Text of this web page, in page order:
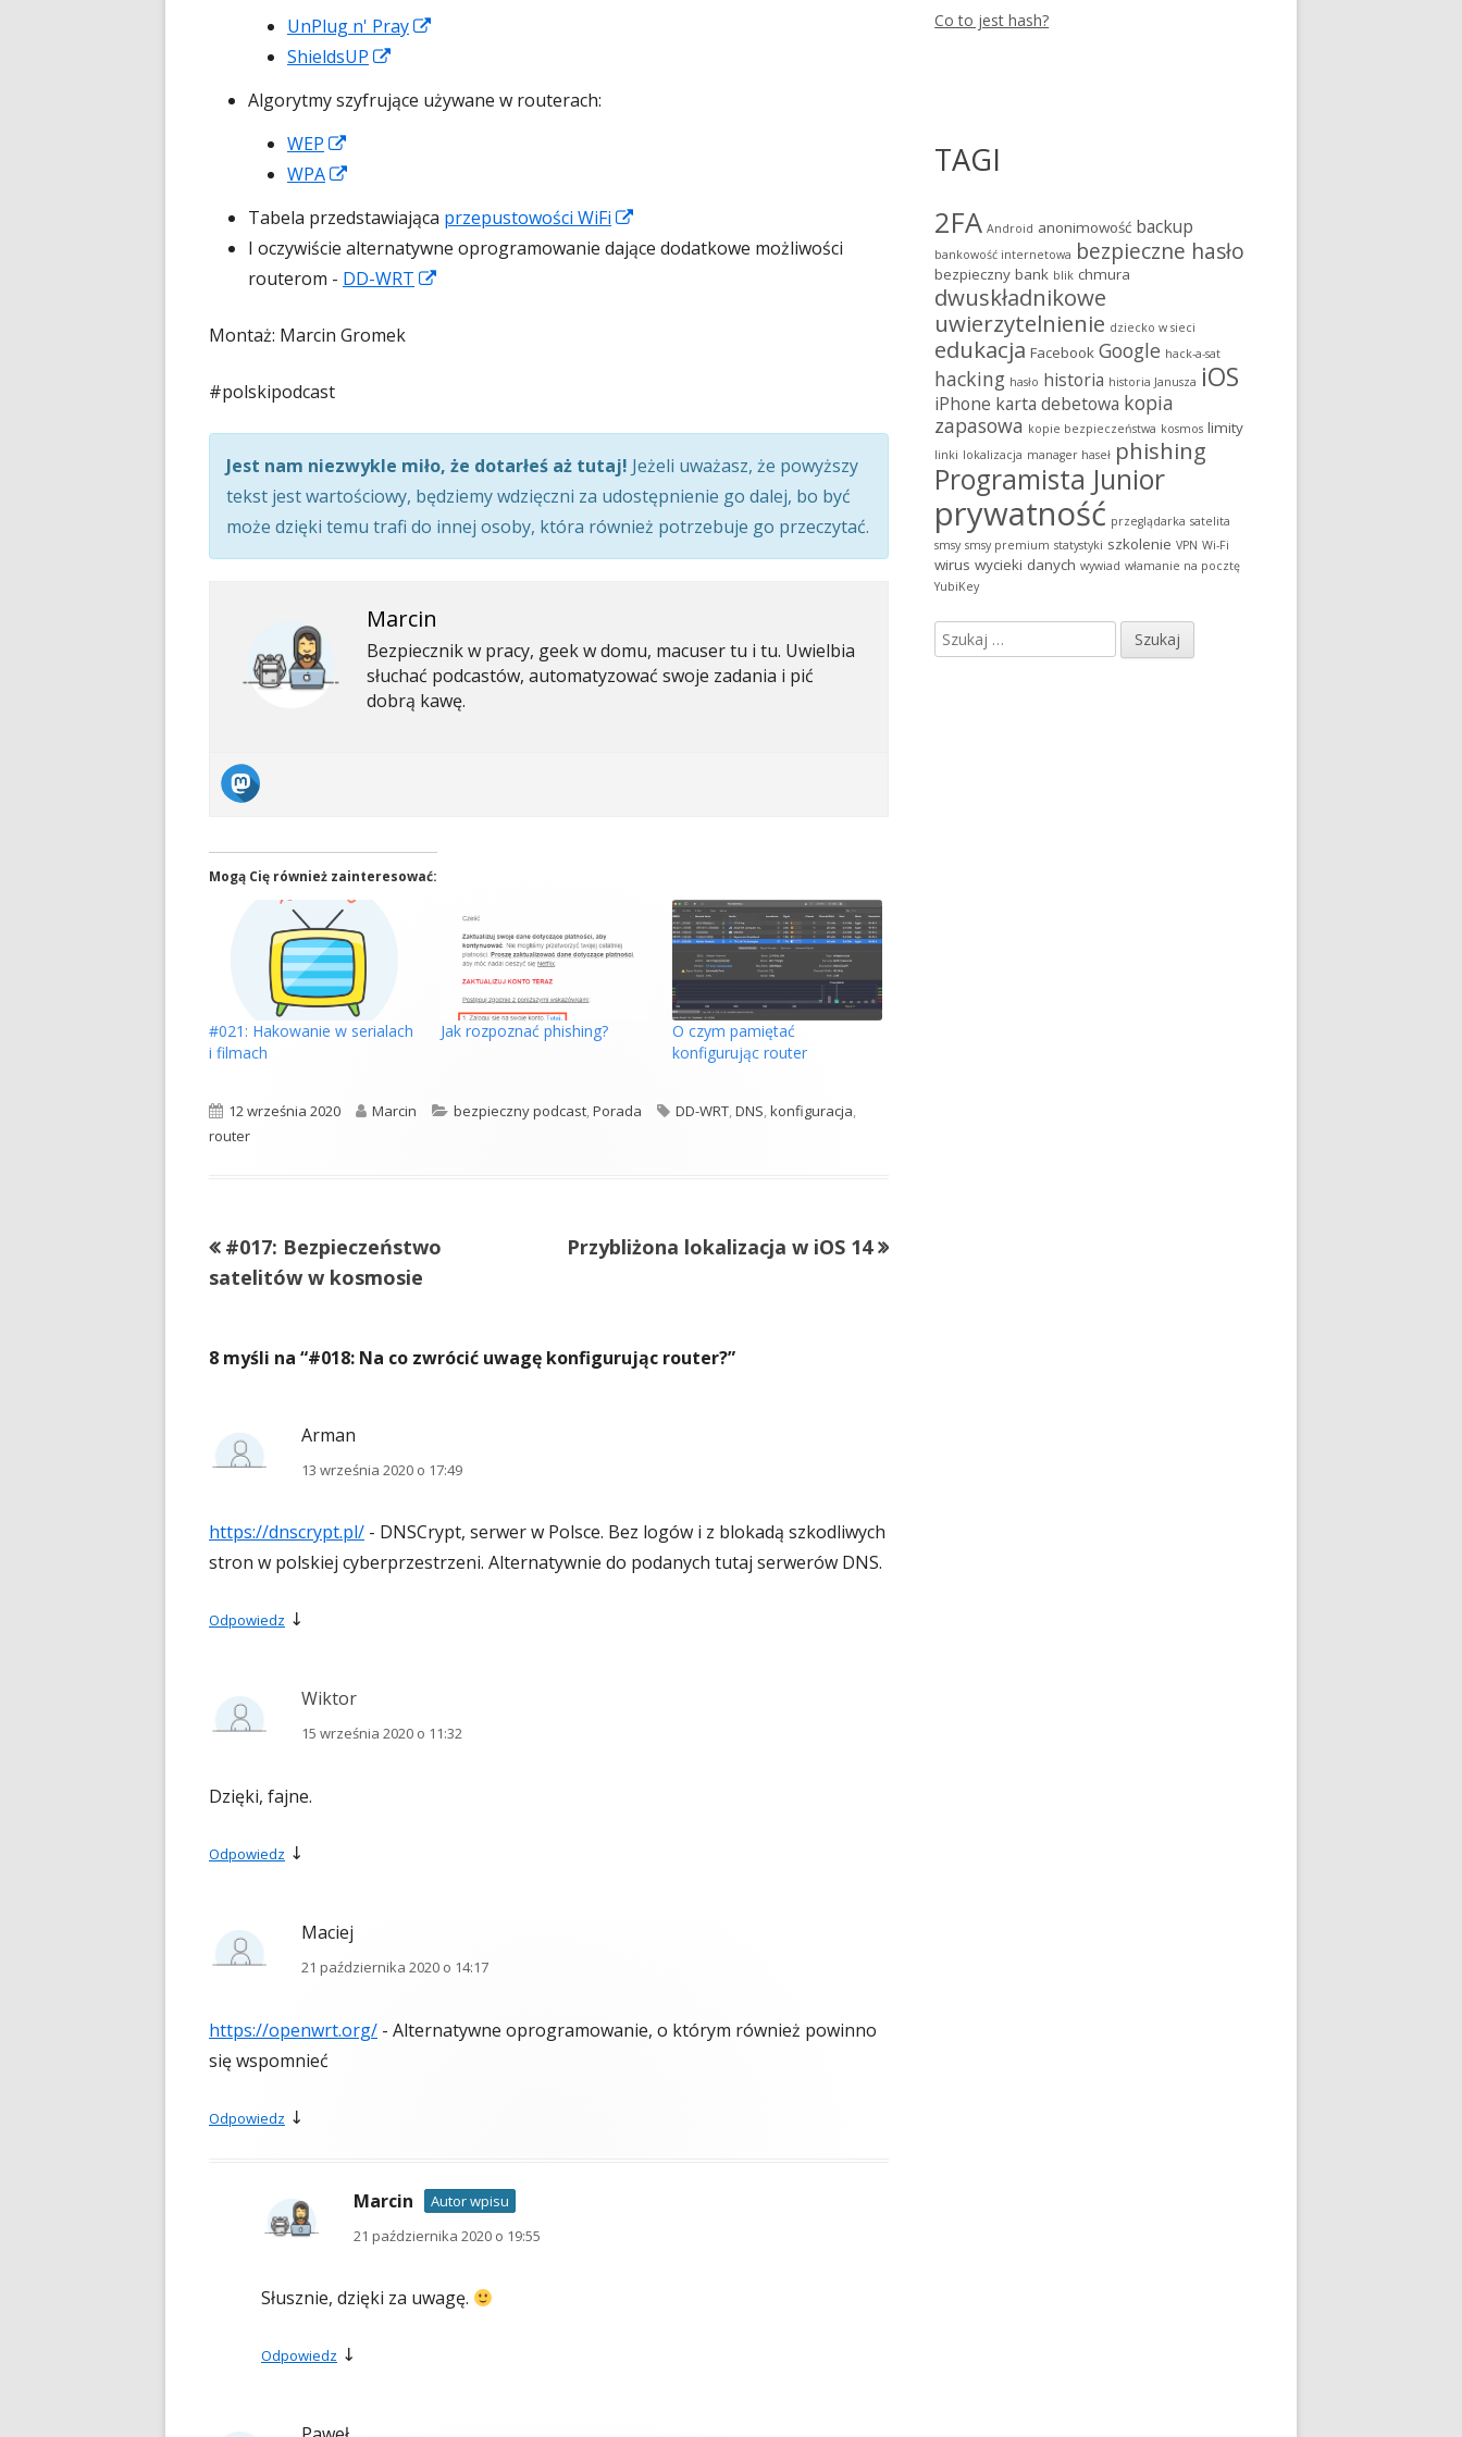
oknie
UnPlug n' Pray
w
ShieldsUP
się
oknie
Algorytmy szyfrujące używane w routerach:
WEP
oknie
WPA
nowym
oknie
Tabela przedstawiająca przepustowości WiFi
otwiera
I oczywiście alternatywne oprogramowanie dające dodatkowe możliwości
routerom - DD-WRT
oknie
Montaż: Marcin Gromek
#polskipodcast
Jest nam niezwykle miło, że dotarłeś aż tutaj! Jeżeli uważasz, że powyższy
tekst jest wartościowy, będziemy wdzięczni za udostępnienie go dalej, bo być
może dzięki temu trafi do innej osoby, która również potrzebuje go przeczytać.
Marcin
Bezpiecznik w pracy, geek w domu, macuser tu i tu. Uwielbia
słuchać podcastów, automatyzować swoje zadania i pić
dobrą kawę.
Mogą Cię również zainteresować:
#021: Hakowanie w serialach
i filmach
Jak rozpoznać phishing?
O czym pamiętać
konfigurując router
Opublikowano
12 września 2020 Autor
Marcin Kategorie
bezpieczny podcast Porada Tagi
DD-WRT DNS konfiguracja
router
Nawigacja
Poprzedni
artykół
#017: Bezpieczeństwo
satelitów w kosmosie
Następny
Przybliżona lokalizacja w iOS 14
8 myśli na “#018: Na co zwrócić uwagę konfigurując router?”
Arman
13 września 2020 o 17:49
https://dnscrypt.pl/ - DNSCrypt, serwer w Polsce. Bez logów i z blokadą szkodliwych
stron w polskiej cyberprzestrzeni. Alternatywnie do podanych tutaj serwerów DNS.
Odpowiedz ↓
Wiktor
15 września 2020 o 11:32
Dzięki, fajne.
Odpowiedz ↓
Maciej
21 października 2020 o 14:17
https://openwrt.org/ - Alternatywne oprogramowanie, o którym również powinno
się wspomnieć
Odpowiedz ↓
Marcin
Autor wpisu
21 października 2020 o 19:55
Słusznie, dzięki za uwagę.
Odpowiedz ↓
Co to jest hash?
TAGI
2FA Android anonimowość backup
bankowość internetowa bezpieczne hasło
bezpieczny bank blik chmura
dwuskładnikowe
uwierzytelnienie dziecko w sieci
edukacja Facebook Google hack-a-sat
hacking hasło historia historia Janusza iOS
iPhone karta debetowa kopia
zapasowa kopie bezpieczeństwa kosmos limity
linki lokalizacja manager haseł phishing
Programista Junior
prywatność przeglądarka satelita
smsy smsy premium statystyki szkolenie VPN Wi-Fi
wirus wycieki danych wywiad włamanie na pocztę
YubiKey
Szukaj: